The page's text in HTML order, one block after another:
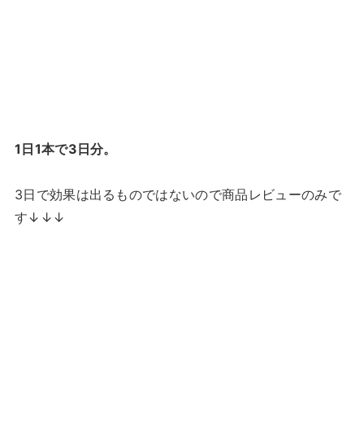
1日1本で3日分。
3日で効果は出るものではないので商品レビューのみで
す↓↓↓